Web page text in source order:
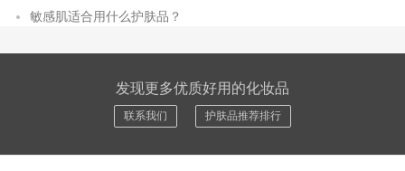
敏感肌适合用什么护肤品？
发现更多优质好用的化妆品
联系我们 护肤品推荐排行